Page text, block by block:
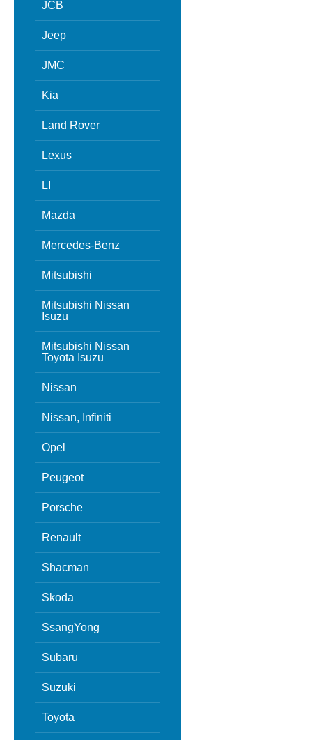
JCB
Jeep
JMC
Kia
Land Rover
Lexus
LI
Mazda
Mercedes-Benz
Mitsubishi
Mitsubishi Nissan
Isuzu
Mitsubishi Nissan
Toyota Isuzu
Nissan
Nissan, Infiniti
Opel
Peugeot
Porsche
Renault
Shacman
Skoda
SsangYong
Subaru
Suzuki
Toyota